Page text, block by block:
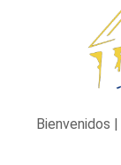
Bienvenidos |